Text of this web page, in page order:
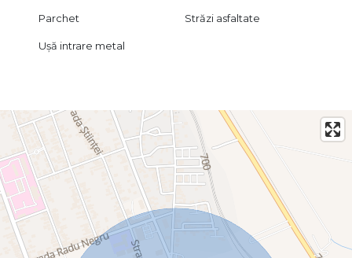
Parchet Străzi asfaltate
Ușă intrare metal